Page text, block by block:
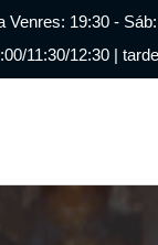
Venres: 19:30 -
11:30/12:30 |